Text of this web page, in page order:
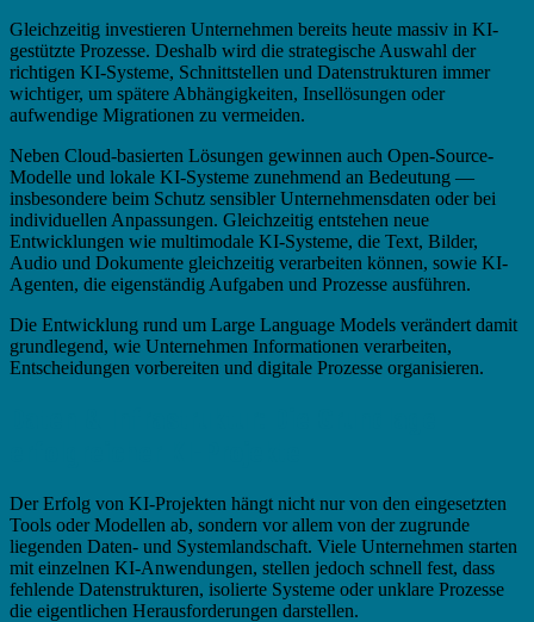
Gleichzeitig investieren Unternehmen bereits heute massiv in KI-
gestützte Prozesse. Deshalb wird die strategische Auswahl der
richtigen KI-Systeme, Schnittstellen und Datenstrukturen immer
wichtiger, um spätere Abhängigkeiten, Insellösungen oder
aufwendige Migrationen zu vermeiden.
Neben Cloud-basierten Lösungen gewinnen auch Open-Source-
Modelle und lokale KI-Systeme zunehmend an Bedeutung —
insbesondere beim Schutz sensibler Unternehmensdaten oder bei
individuellen Anpassungen. Gleichzeitig entstehen neue
Entwicklungen wie multimodale KI-Systeme, die Text, Bilder,
Audio und Dokumente gleichzeitig verarbeiten können, sowie KI-
Agenten, die eigenständig Aufgaben und Prozesse ausführen.
Die Entwicklung rund um Large Language Models verändert damit
grundlegend, wie Unternehmen Informationen verarbeiten,
Entscheidungen vorbereiten und digitale Prozesse organisieren.
Der Erfolg von KI-Projekten hängt nicht nur von den eingesetzten
Tools oder Modellen ab, sondern vor allem von der zugrunde
liegenden Daten- und Systemlandschaft. Viele Unternehmen starten
mit einzelnen KI-Anwendungen, stellen jedoch schnell fest, dass
fehlende Datenstrukturen, isolierte Systeme oder unklare Prozesse
die eigentlichen Herausforderungen darstellen.